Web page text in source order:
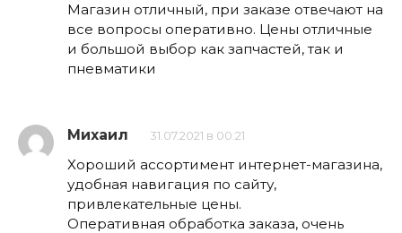
Магазин отличный, при заказе отвечают на
все вопросы оперативно. Цены отличные
и большой выбор как запчастей, так и
пневматики
Михаил 31.07.2021 в 00:21
Хороший ассортимент интернет-магазина,
удобная навигация по сайту,
привлекательные цены.
Оперативная обработка заказа, очень